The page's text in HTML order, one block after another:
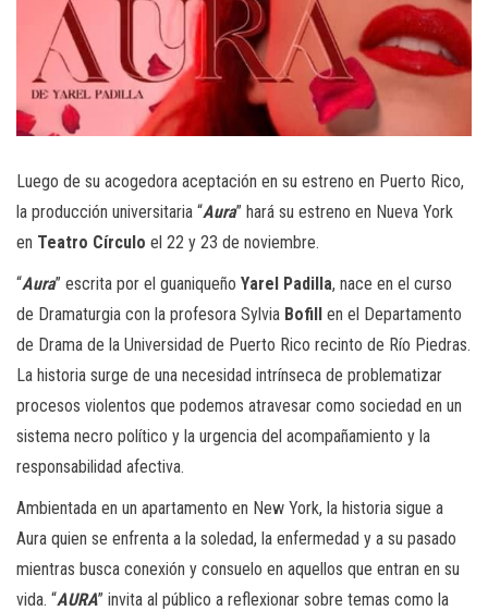
Luego de su acogedora aceptación en su estreno en Puerto Rico,
la producción universitaria “Aura” hará su estreno en Nueva York
en Teatro Círculo el 22 y 23 de noviembre.
“Aura” escrita por el guaniqueño Yarel Padilla, nace en el curso
de Dramaturgia con la profesora Sylvia Bofill en el Departamento
de Drama de la Universidad de Puerto Rico recinto de Río Piedras.
La historia surge de una necesidad intrínseca de problematizar
procesos violentos que podemos atravesar como sociedad en un
sistema necro político y la urgencia del acompañamiento y la
responsabilidad afectiva.
Ambientada en un apartamento en New York, la historia sigue a
Aura quien se enfrenta a la soledad, la enfermedad y a su pasado
mientras busca conexión y consuelo en aquellos que entran en su
vida. “AURA” invita al público a reflexionar sobre temas como la